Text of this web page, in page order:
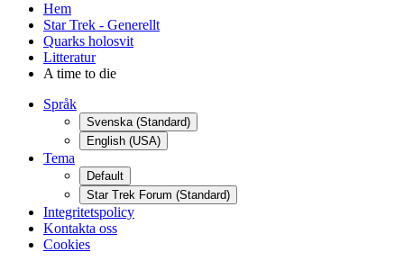
Hem
Star Trek - Generellt
Quarks holosvit
Litteratur
A time to die
Språk
Svenska (Standard)
English (USA)
Tema
Default
Star Trek Forum (Standard)
Integritetspolicy
Kontakta oss
Cookies